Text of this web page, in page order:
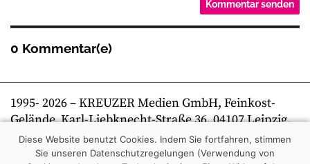
0 Kommentar(e)
1995- 2026– KREUZER Medien GmbH, Feinkost-
Gelände, Karl-Liebknecht-Straße 36, 04107 Leipzig,
Telefon +49 341 269 80 0 | kreuzer online
Diese Website benutzt Cookies. Indem Sie fortfahren, stimmen
Sie unseren Datenschutzregelungen (Verwendung von